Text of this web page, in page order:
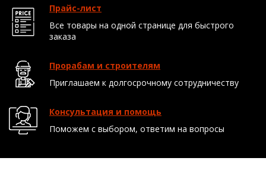
Прайс-лист
Все товары на одной странице для быстрого
заказа
Прорабам и строителям
Приглашаем к долгосрочному сотрудничеству
Консультация и помощь
Поможем с выбором, ответим на вопросы